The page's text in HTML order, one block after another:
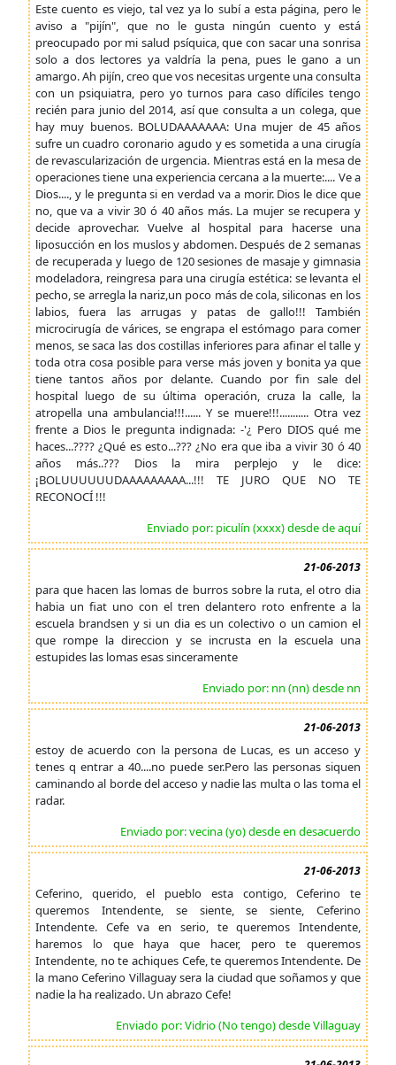
Este cuento es viejo, tal vez ya lo subí a esta página, pero le
aviso a "pijín", que no le gusta ningún cuento y está
preocupado por mi salud psíquica, que con sacar una sonrisa
solo a dos lectores ya valdría la pena, pues le gano a un
amargo. Ah pijín, creo que vos necesitas urgente una consulta
con un psiquiatra, pero yo turnos para caso dífíciles tengo
recién para junio del 2014, así que consulta a un colega, que
hay muy buenos. BOLUDAAAAAAA: Una mujer de 45 años
sufre un cuadro coronario agudo y es sometida a una cirugía
de revascularización de urgencia. Mientras está en la mesa de
operaciones tiene una experiencia cercana a la muerte:.... Ve a
Dios...., y le pregunta si en verdad va a morir. Dios le dice que
no, que va a vivir 30 ó 40 años más. La mujer se recupera y
decide aprovechar. Vuelve al hospital para hacerse una
liposucción en los muslos y abdomen. Después de 2 semanas
de recuperada y luego de 120 sesiones de masaje y gimnasia
modeladora, reingresa para una cirugía estética: se levanta el
pecho, se arregla la nariz,un poco más de cola, siliconas en los
labios, fuera las arrugas y patas de gallo!!! También
microcirugía de várices, se engrapa el estómago para comer
menos, se saca las dos costillas inferiores para afinar el talle y
toda otra cosa posible para verse más joven y bonita ya que
tiene tantos años por delante. Cuando por fin sale del
hospital luego de su última operación, cruza la calle, la
atropella una ambulancia!!!...... Y se muere!!!........... Otra vez
frente a Dios le pregunta indignada: -'¿ Pero DIOS qué me
haces...???? ¿Qué es esto...??? ¿No era que iba a vivir 30 ó 40
años más..??? Dios la mira perplejo y le dice:
¡BOLUUUUUUDAAAAAAAAA...!!! TE JURO QUE NO TE
RECONOCÍ !!!
Enviado por: piculín (xxxx) desde de aquí
21-06-2013
para que hacen las lomas de burros sobre la ruta, el otro dia
habia un fiat uno con el tren delantero roto enfrente a la
escuela brandsen y si un dia es un colectivo o un camion el
que rompe la direccion y se incrusta en la escuela una
estupides las lomas esas sinceramente
Enviado por: nn (nn) desde nn
21-06-2013
estoy de acuerdo con la persona de Lucas, es un acceso y
tenes q entrar a 40....no puede ser.Pero las personas siquen
caminando al borde del acceso y nadie las multa o las toma el
radar.
Enviado por: vecina (yo) desde en desacuerdo
21-06-2013
Ceferino, querido, el pueblo esta contigo, Ceferino te
queremos Intendente, se siente, se siente, Ceferino
Intendente. Cefe va en serio, te queremos Intendente,
haremos lo que haya que hacer, pero te queremos
Intendente, no te achiques Cefe, te queremos Intendente. De
la mano Ceferino Villaguay sera la ciudad que soñamos y que
nadie la ha realizado. Un abrazo Cefe!
Enviado por: Vidrio (No tengo) desde Villaguay